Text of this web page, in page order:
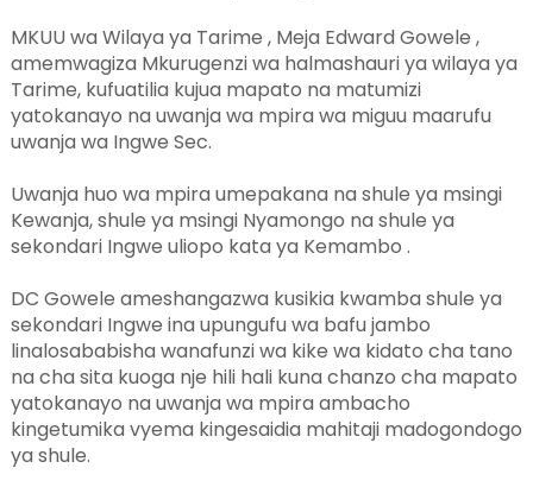
MKUU wa Wilaya ya Tarime , Meja Edward Gowele ,
amemwagiza Mkurugenzi wa halmashauri ya wilaya ya
Tarime, kufuatilia kujua mapato na matumizi
yatokanayo na uwanja wa mpira wa miguu maarufu
uwanja wa Ingwe Sec.
Uwanja huo wa mpira umepakana na shule ya msingi
Kewanja, shule ya msingi Nyamongo na shule ya
sekondari Ingwe uliopo kata ya Kemambo .
DC Gowele ameshangazwa kusikia kwamba shule ya
sekondari Ingwe ina upungufu wa bafu jambo
linalosababisha wanafunzi wa kike wa kidato cha tano
na cha sita kuoga nje hili hali kuna chanzo cha mapato
yatokanayo na uwanja wa mpira ambacho
kingetumika vyema kingesaidia mahitaji madogondogo
ya shule.